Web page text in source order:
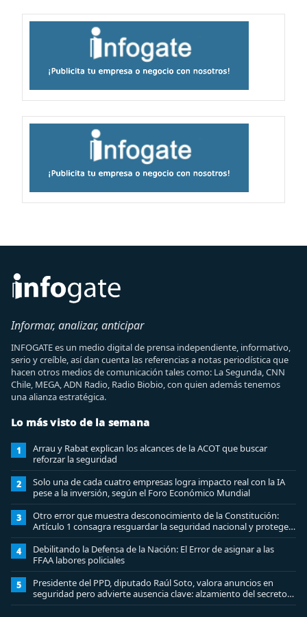
Informar, analizar, anticipar
INFOGATE es un medio digital de prensa independiente, informativo,
serio y creíble, así dan cuenta las referencias a notas periodística que
hacen otros medios de comunicación tales como: La Segunda, CNN
Chile, MEGA, ADN Radio, Radio Biobio, con quien además tenemos
una alianza estratégica.
Lo más visto de la semana
1
Arrau y Rabat explican los alcances de la ACOT que buscar
reforzar la seguridad
2
Solo una de cada cuatro empresas logra impacto real con la IA
pese a la inversión, según el Foro Económico Mundial
3
Otro error que muestra desconocimiento de la Constitución:
Artículo 1 consagra resguardar la seguridad nacional y proteger
a los ciudadanos
4
Debilitando la Defensa de la Nación: El Error de asignar a las
FFAA labores policiales
5
Presidente del PPD, diputado Raúl Soto, valora anuncios en
seguridad pero advierte ausencia clave: alzamiento del secreto
bancario